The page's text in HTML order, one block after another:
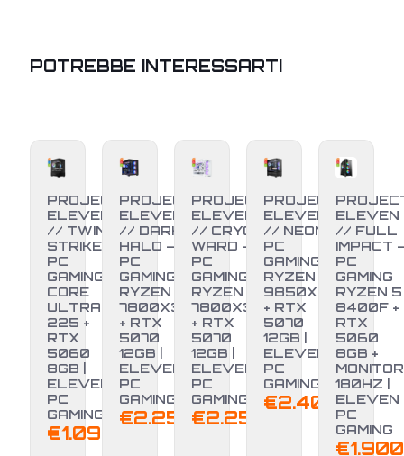
POTREBBE INTERESSARTI
PROJECT
ELEVEN
// TWIN
STRIKE –
PC
GAMING
CORE
ULTRA 5
225 +
RTX
5060
8GB |
ELEVEN
PC
GAMING
€1.099,00
PROJECT
ELEVEN
// DARK
HALO –
PC
GAMING
RYZEN 7
7800X3D
+ RTX
5070
12GB |
ELEVEN
PC
GAMING
€2.250,00
PROJECT
ELEVEN
// CRYO
WARD –
PC
GAMING
RYZEN 7
7800X3D
+ RTX
5070
12GB |
ELEVEN
PC
GAMING
€2.250,00
PROJECT
ELEVEN
// NEON –
PC
GAMING
RYZEN 7
9850X3D
+ RTX
5070
12GB |
ELEVEN
PC
GAMING
€2.400,00
ELEVEN
// FULL
IMPACT
PC
GAMING
RYZEN 5
8400F +
RTX
5060
8GB +
MONITOR
180HZ |
ELEVEN
PC
GAMING
€